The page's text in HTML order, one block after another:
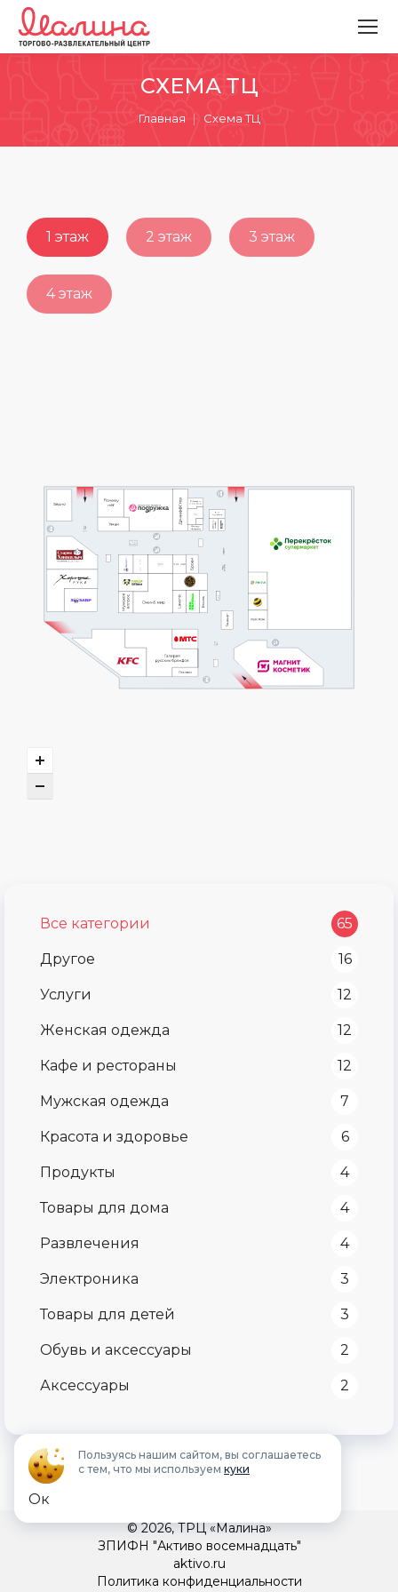
СХЕМА ТЦ
Вы здесь:
Главная Схема ТЦ
1 этаж 2 этаж 3 этаж
4 этаж
Все категории 65
Другое 16
Услуги 12
Женская одежда 12
Кафе и рестораны 12
Мужская одежда 7
Красота и здоровье 6
Продукты 4
Товары для дома 4
Развлечения 4
Электроника 3
Товары для детей 3
Обувь и аксессуары 2
Аксессуары 2
© 2026, ТРЦ «Малина»
ЗПИФН "Активо восемнадцать"
aktivo.ru
Политика конфиденциальности
Пользуясь нашим сайтом, вы соглашаетесь
с тем, что мы используем куки
Ок